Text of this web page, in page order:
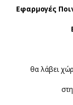
Εφαρμογές
θα λάβει